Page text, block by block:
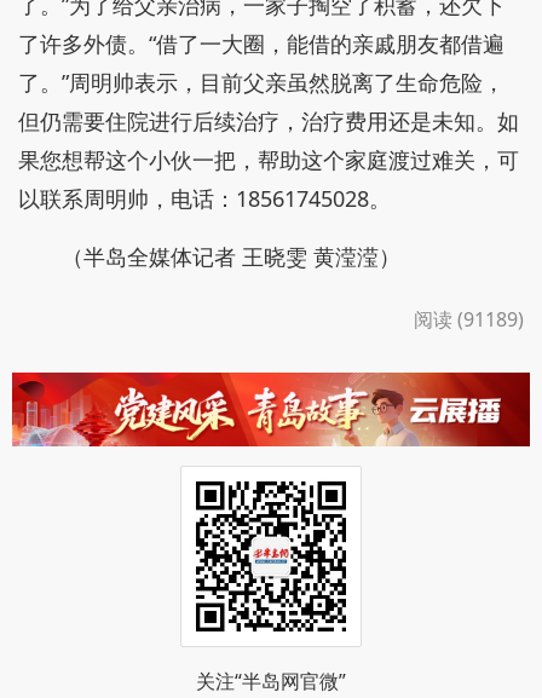
周明帅无奈地表示，由于父亲这两年身体不好，